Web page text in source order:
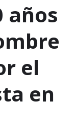
años
el
en